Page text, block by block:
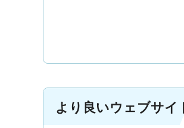
より良いウェブサ